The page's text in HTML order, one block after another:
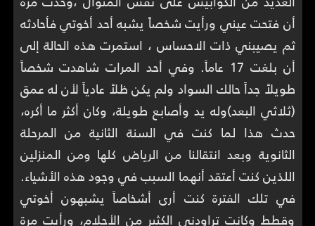
أن فتحت عيني ورأيت شخصاً يشبه أحد أخوتي فأحادثه
ثم يصيبني ذات الاحساس ، استمرت هذه الحالة إلى
أن بلغت 17 عاماً. وفي أحد المرات شاهدت شخصاً
طويلاً جداً حالك السواد ولم يكن ظلاً عادياً لأن له عمق
(ثلاثي البعد)وله يد وأصابع طويلة، وكان أكثر ما أكره،
حدث هذا لما كنت في السنة الثانية من المرحلة
الثانوية وبعد انتقالنا من الرياض كلها ومن المنزلين
اللذين كنت أعتقد أنهما السبب في وجود هذه الأشياء.
في تلك الفترة كنت أرى أشخاصاً يشبهون أخوتي
وقطط وكانت تراودني الكثير من الأحلام، ورأيت مرة